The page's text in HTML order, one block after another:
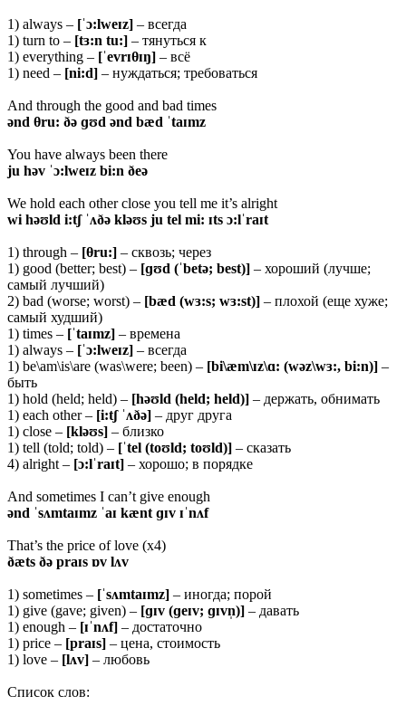
1) always – [ˈɔ:lweɪz] – всегда
1) turn to – [tɜ:n tu:] – тянуться к
1) everything – [ˈevrɪθɪŋ] – всё
1) need – [ni:d] – нуждаться; требоваться
And through the good and bad times
ənd θru: ðə ɡʊd ənd bæd ˈtaɪmz
You have always been there
ju həv ˈɔ:lweɪz bi:n ðeə
We hold each other close you tell me it’s alright
wi həʊld i:tʃ ˈʌðə kləʊs ju tel mi: ɪts ɔ:lˈraɪt
1) through – [θru:] – сквозь; через
1) good (better; best) – [ɡʊd (ˈbetə; best)] – хороший (лучше;
самый лучший)
2) bad (worse; worst) – [bæd (wɜ:s; wɜ:st)] – плохой (еще хуже;
самый худший)
1) times – [ˈtaɪmz] – времена
1) always – [ˈɔ:lweɪz] – всегда
1) be\am\is\are (was\were; been) – [bi\æm\ɪz\ɑ: (wəz\wɜ:, bi:n)] –
быть
1) hold (held; held) – [həʊld (held; held)] – держать, обнимать
1) each other – [i:tʃ ˈʌðə] – друг друга
1) close – [kləʊs] – близко
1) tell (told; told) – [ˈtel (toʊld; toʊld)] – сказать
4) alright – [ɔ:lˈraɪt] – хорошо; в порядке
And sometimes I can’t give enough
ənd ˈsʌmtaɪmz ˈaɪ kænt ɡɪv ɪˈnʌf
That’s the price of love (x4)
ðæts ðə praɪs ɒv lʌv
1) sometimes – [ˈsʌmtaɪmz] – иногда; порой
1) give (gave; given) – [ɡɪv (ɡeɪv; ɡɪvn̩)] – давать
1) enough – [ɪˈnʌf] – достаточно
1) price – [praɪs] – цена, стоимость
1) love – [lʌv] – любовь
Список слов: